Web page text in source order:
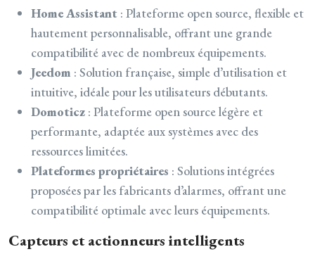
Home Assistant : Plateforme open source, flexible et
hautement personnalisable, offrant une grande
compatibilité avec de nombreux équipements.
Jeedom : Solution française, simple d’utilisation et
intuitive, idéale pour les utilisateurs débutants.
Domoticz : Plateforme open source légère et
performante, adaptée aux systèmes avec des
ressources limitées.
Plateformes propriétaires : Solutions intégrées
proposées par les fabricants d’alarmes, offrant une
compatibilité optimale avec leurs équipements.
Capteurs et actionneurs intelligents